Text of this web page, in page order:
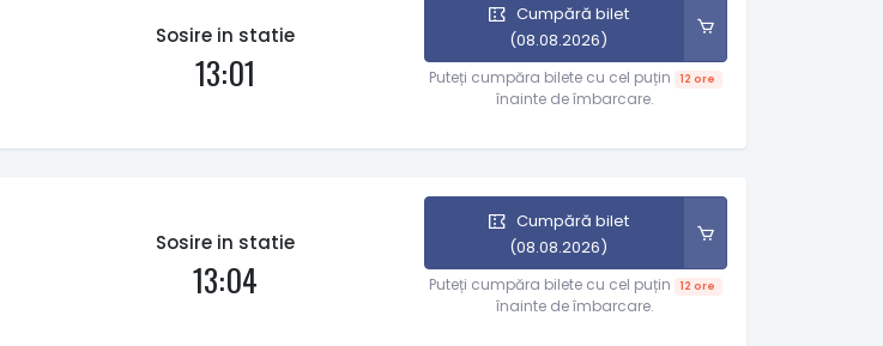
Sosire in statie
13:01
Cumpără bilet
(08.08.2026)
Puteți cumpăra bilete cu cel puțin 12 ore
înainte de îmbarcare.
Sosire in statie
13:04
Cumpără bilet
(08.08.2026)
Puteți cumpăra bilete cu cel puțin 12 ore
înainte de îmbarcare.